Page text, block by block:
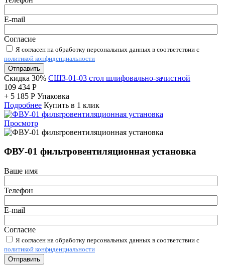
E-mail
Согласие
Я согласен на обработку персональных данных в соответствии с
политикой конфиденциальности
Отправить
Скидка 30% СШЗ-01-03 стол шлифовально-зачистной
109 434 Р
+ 5 185 Р Упаковка
Подробнее Купить в 1 клик
Просмотр
ФВУ-01 фильтровентиляционная установка
Ваше имя
Телефон
E-mail
Согласие
Я согласен на обработку персональных данных в соответствии с
политикой конфиденциальности
Отправить